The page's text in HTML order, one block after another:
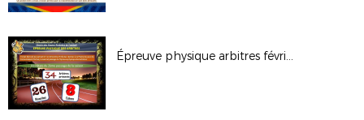
Épreuve physique arbitres février